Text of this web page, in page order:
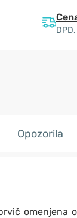
Opozorila
omenjena